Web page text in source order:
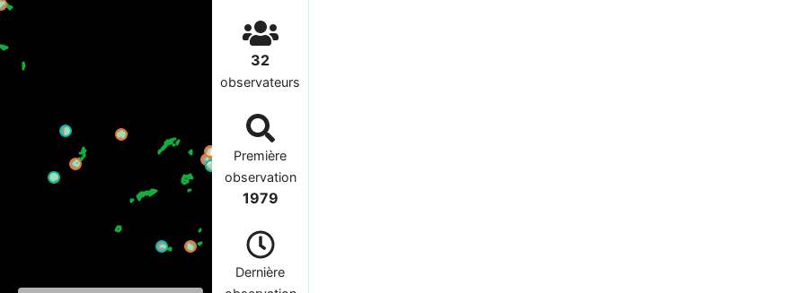
32
observateurs
Première
observation
1979
Dernière